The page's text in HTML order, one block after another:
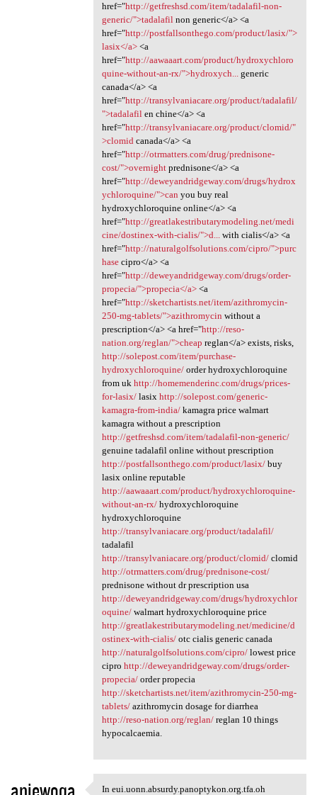
href="http://getfreshsd.com/item/tadalafil-non-
generic/">tadalafilnon generic</a> <a
href="http://postfallsonthego.com/product/lasix/">
lasix</a><a
href="http://aawaaart.com/product/hydroxychloro
quine-without-an-rx/">hydroxych...generic
canada</a> <a
href="http://transylvaniacare.org/product/tadalafil/
">tadalafilen chine</a> <a
href="http://transylvaniacare.org/product/clomid/"
>clomidcanada</a> <a
href="http://otrmatters.com/drug/prednisone-
cost/">overnightprednisone</a> <a
href="http://deweyandridgeway.com/drugs/hydrox
ychloroquine/">can you buy real
hydroxychloroquine online</a> <a
href="http://greatlakestributarymodeling.net/medi
cine/dostinex-with-cialis/">d...with cialis</a> <a
href="http://naturalgolfsolutions.com/cipro/">purc
hasecipro</a> <a
href="http://deweyandridgeway.com/drugs/order-
propecia/">propecia</a><a
href="http://sketchartists.net/item/azithromycin-
250-mg-tablets/">azithromycin without a
prescription</a> <a href="http://reso-
nation.org/reglan/">cheap reglan</a> exists, risks,
http://solepost.com/item/purchase-
hydroxychloroquine/order hydroxychloroquine
from uk http://homemenderinc.com/drugs/prices-
for-lasix/lasix http://solepost.com/generic-
kamagra-from-india/kamagra price walmart
kamagra without a prescription
http://getfreshsd.com/item/tadalafil-non-generic/
genuine tadalafil online without prescription
http://postfallsonthego.com/product/lasix/buy
lasix online reputable
http://aawaaart.com/product/hydroxychloroquine-
without-an-rx/hydroxychloroquine
hydroxychloroquine
http://transylvaniacare.org/product/tadalafil/
tadalafil
http://transylvaniacare.org/product/clomid/clomid
http://otrmatters.com/drug/prednisone-cost/
prednisone without dr prescription usa
http://deweyandridgeway.com/drugs/hydroxychlor
oquine/walmart hydroxychloroquine price
http://greatlakestributarymodeling.net/medicine/d
ostinex-with-cialis/otc cialis generic canada
http://naturalgolfsolutions.com/cipro/lowest price
cipro http://deweyandridgeway.com/drugs/order-
propecia/order propecia
http://sketchartists.net/item/azithromycin-250-mg-
tablets/azithromycin dosage for diarrhea
http://reso-nation.org/reglan/reglan 10 things
hypocalcaemia.
In eui.uonn.absurdy.panoptykon.org.tfa.oh